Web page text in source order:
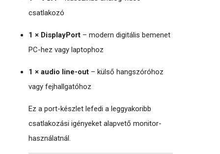
csatlakozó
1 × DisplayPort – modern digitális bemenet
PC-hez vagy laptophoz
1 × audio line-out – külső hangszóróhoz
vagy fejhallgatóhoz
Ez a port-készlet lefedi a leggyakoribb
csatlakozási igényeket alapvető monitor-
használatnál.